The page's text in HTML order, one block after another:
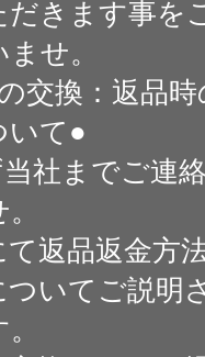
だきます事を
せ。
交換：返品
いて●
社までご連
て返品返金方
ついてご説明